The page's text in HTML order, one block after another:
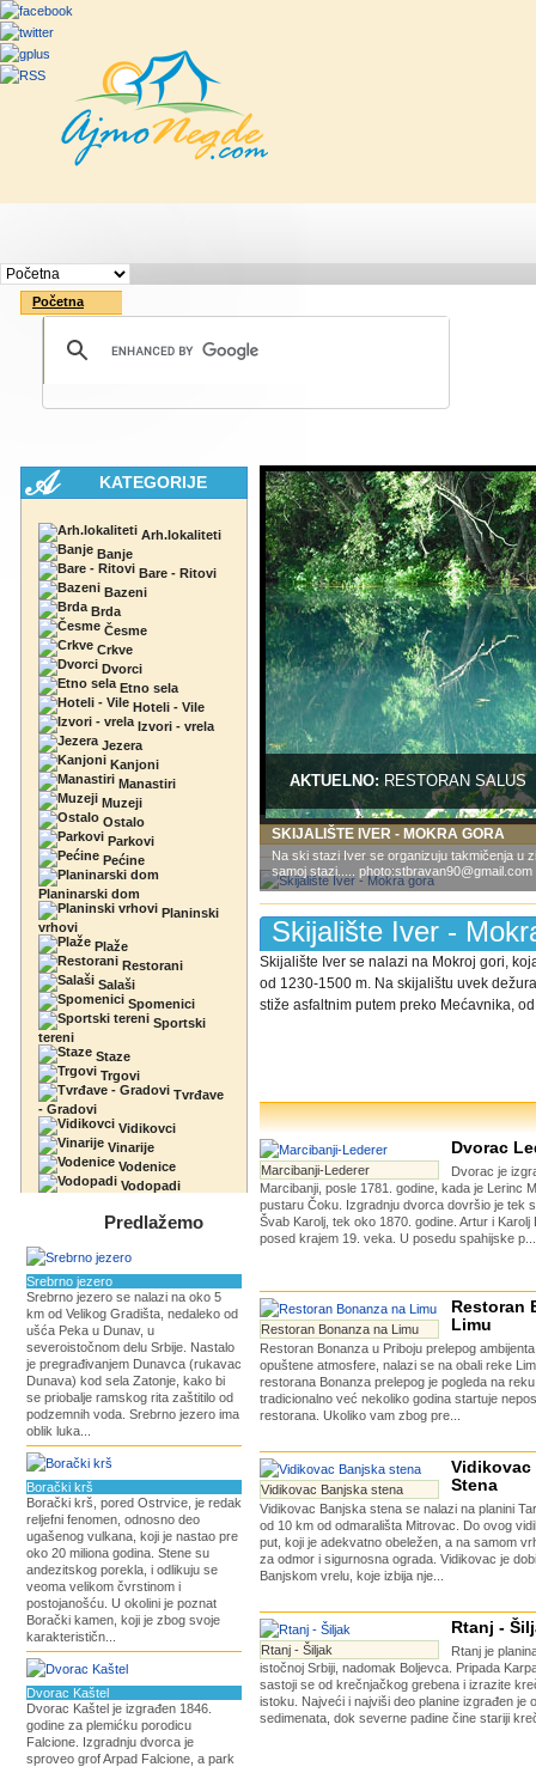
Početna
KATEGORIJE
Arh.lokaliteti
Banje
Bare - Ritovi
Bazeni
Brda
Česme
Crkve
Dvorci
Etno sela
Hoteli - Vile
Izvori - vrela
Jezera
Kanjoni
Manastiri
Muzeji
Ostalo
Parkovi
Pećine
Planinarski dom
Planinski
vrhovi
Plaže
Restorani
Salaši
Spomenici
Sportski
tereni
Staze
Trgovi
Tvrđave
- Gradovi
Vidikovci
Vinarije
Vodenice
Vodopadi
Predlažemo
Srebrno jezero
Srebrno jezero se nalazi na oko 5
km od Velikog Gradišta, nedaleko od
ušća Peka u Dunav, u
severoistočnom delu Srbije. Nastalo
je pregrađivanjem Dunavca (rukavac
Dunava) kod sela Zatonje, kako bi
se priobalje ramskog rita zaštitilo od
podzemnih voda. Srebrno jezero ima
oblik luka...
Borački krš
Borački krš, pored Ostrvice, je redak
reljefni fenomen, odnosno deo
ugašenog vulkana, koji je nastao pre
oko 20 miliona godina. Stene su
andezitskog porekla, i odlikuju se
veoma velikom čvrstinom i
postojanošću. U okolini je poznat
Borački kamen, koji je zbog svoje
karakterističn...
Dvorac Kaštel
Dvorac Kaštel je izgrađen 1846.
godine za plemićku porodicu
Falcione. Izgradnju dvorca je
sproveo grof Arpad Falcione, a park
AKTUELNO:RESTORAN SALUS
SKIJALIŠTE IVER - MOKRA GORA
Na ski stazi Iver se organizuju takmičenja u
samoj stazi..... photo:stbravan90@gmail.com
Skijalište Iver -
Skijalište Iver se nalazi na Mokroj gori,
od 1230-1500 m. Na skijalištu uvek
stiže asfaltnim putem preko Mećavnika, od
Marcibanji-Lederer
Dvorac
Dvorac je
Marcibanji, posle 1781. godine, kada je Lerinc
pustaru Čoku. Izgradnju dvorca dovršio je tek
Švab Karolj, tek oko 1870. godine. Artur i Karolj
posed krajem 19. veka. U posedu spahijske p...
Restoran Bonanza na Limu
Restoran
Limu
Restoran Bonanza u Priboju prelepog
opuštene atmosfere, nalazi se na obali reke
restorana Bonanza prelepog je pogleda na
tradicionalno već nekoliko godina startuje
restorana. Ukoliko vam zbog pre...
Vidikovac Banjska stena
Vidikovac
Stena
Vidikovac Banjska stena se nalazi na planini
od 10 km od odmarališta Mitrovac. Do ovog
put, koji je adekvatno obeležen, a na samom
za odmor i sigurnosna ograda. Vidikovac je
Banjskom vrelu, koje izbija nje...
Rtanj - Šiljak
Rtanj -
Rtanj je
istočnoj Srbiji, nadomak Boljevca. Pripada
sastoji se od krečnjačkog grebena i izrazite
istoku. Najveći i najviši deo planine izgrađen je
sedimenata, dok severne padine čine stariji